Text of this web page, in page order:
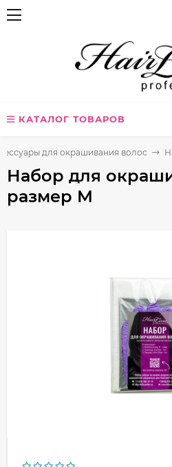
КАТАЛОГ ТОВАРОВ
для окрашивания волос
Набор для
размер M